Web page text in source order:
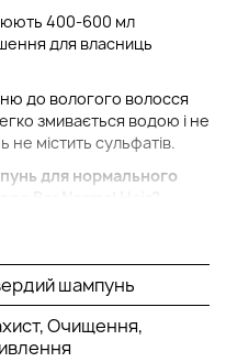
400-600 мл
для власниць
до вологого волосся
змивається водою і не
містить сульфатів.
для нормального
шампунь
Очищення,